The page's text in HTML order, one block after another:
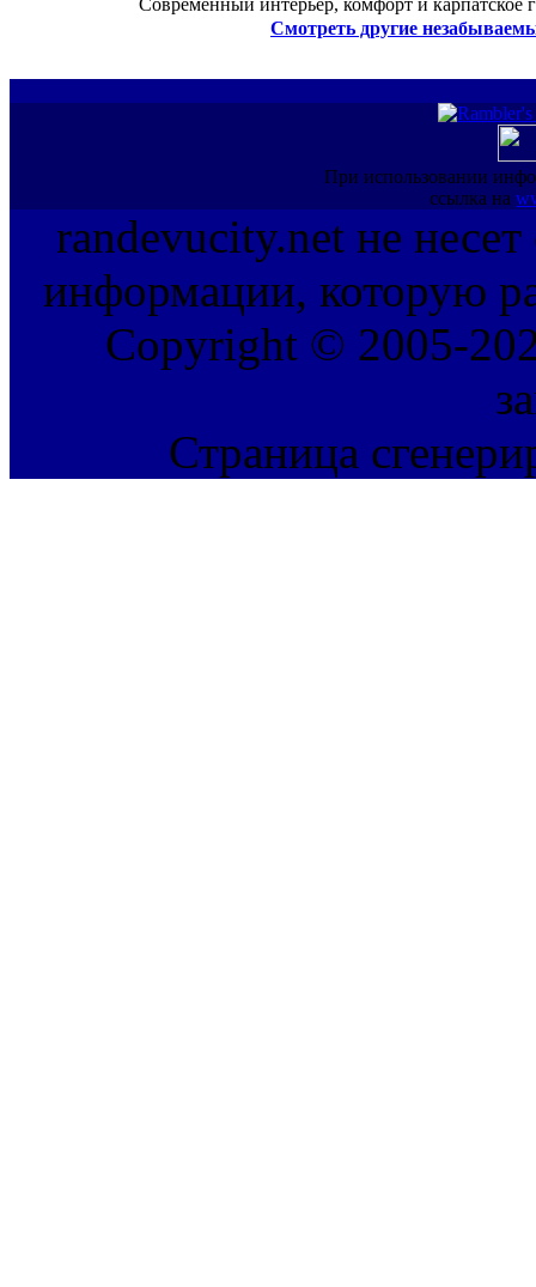
Современный интерьер, комфорт и карпатское
Смотреть другие
При использовании
ссылка на
randevucity.net не несет
информации, которую
Copyright © 2005-
Страница